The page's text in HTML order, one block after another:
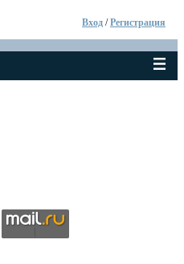
Вход /Регистрация